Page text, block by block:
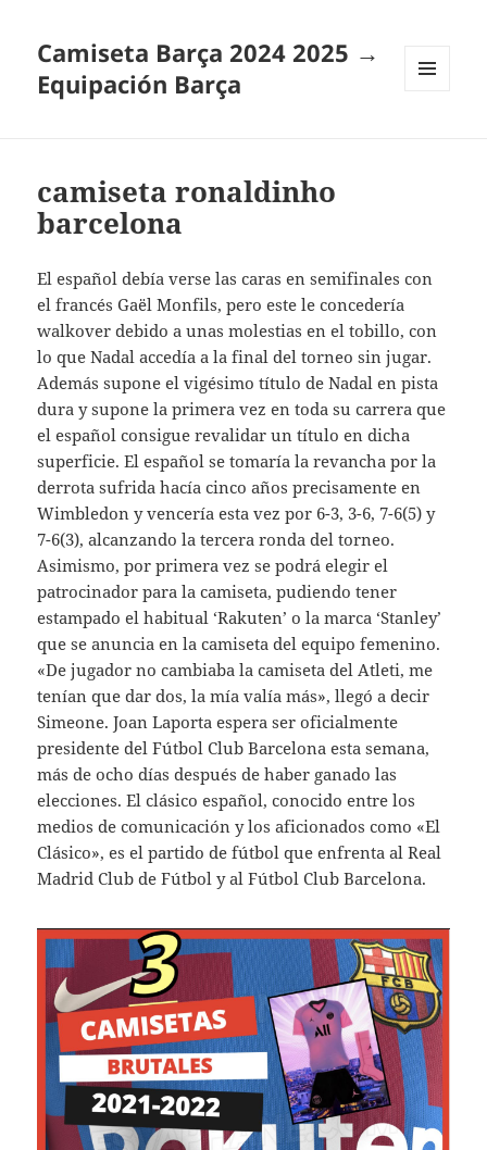
Camiseta Barça 2024 2025 →
Equipación Barça
camiseta ronaldinho
barcelona
El español debía verse las caras en semifinales con
el francés Gaël Monfils, pero este le concedería
walkover debido a unas molestias en el tobillo, con
lo que Nadal accedía a la final del torneo sin jugar.
Además supone el vigésimo título de Nadal en pista
dura y supone la primera vez en toda su carrera que
el español consigue revalidar un título en dicha
superficie. El español se tomaría la revancha por la
derrota sufrida hacía cinco años precisamente en
Wimbledon y vencería esta vez por 6-3, 3-6, 7-6(5) y
7-6(3), alcanzando la tercera ronda del torneo.
Asimismo, por primera vez se podrá elegir el
patrocinador para la camiseta, pudiendo tener
estampado el habitual ‘Rakuten’ o la marca ‘Stanley’
que se anuncia en la camiseta del equipo femenino.
«De jugador no cambiaba la camiseta del Atleti, me
tenían que dar dos, la mía valía más», llegó a decir
Simeone. Joan Laporta espera ser oficialmente
presidente del Fútbol Club Barcelona esta semana,
más de ocho días después de haber ganado las
elecciones. El clásico español, conocido entre los
medios de comunicación y los aficionados como «El
Clásico», es el partido de fútbol que enfrenta al Real
Madrid Club de Fútbol y al Fútbol Club Barcelona.